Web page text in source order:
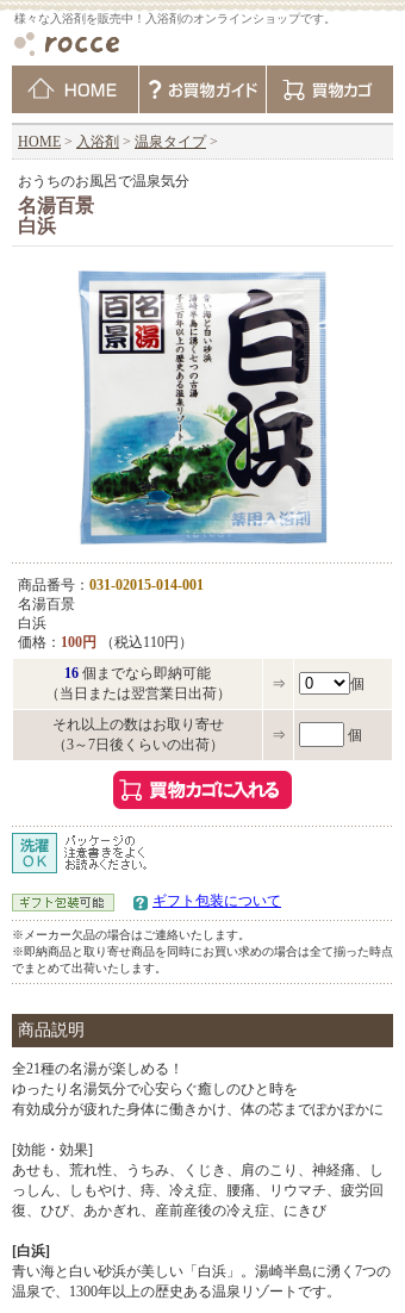
様々な入浴剤を販売中！入浴剤のオンラインショップです。
HOME > 入浴剤 > 温泉タイプ>
おうちのお風呂で温泉気分
名湯百景
白浜
商品番号： 031-02015-014-001
名湯百景
白浜
価格： 100円
（税込110円）
16 個までなら即納可能
（当日または翌営業日出荷）
⇒ 個
それ以上の数はお取り寄せ
（3～7日後くらいの出荷）
⇒ 個
ギフト包装について
※メーカー欠品の場合はご連絡いたします。
※即納商品と取り寄せ商品を同時にお買い求めの場合は全て揃った時点
でまとめて出荷いたします。
商品説明
全21種の名湯が楽しめる！
ゆったり名湯気分で心安らぐ癒しのひと時を
有効成分が疲れた身体に働きかけ、体の芯までぽかぽかに
[効能・効果]
あせも、荒れ性、うちみ、くじき、肩のこり、神経痛、し
っしん、しもやけ、痔、冷え症、腰痛、リウマチ、疲労回
復、ひび、あかぎれ、産前産後の冷え症、にきび
[白浜]
青い海と白い砂浜が美しい「白浜」。湯崎半島に湧く7つの
温泉で、1300年以上の歴史ある温泉リゾートです。